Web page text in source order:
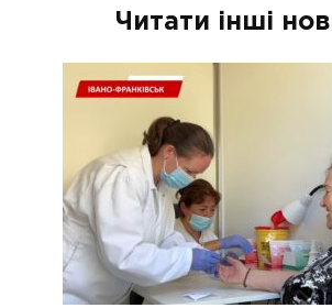
Читати інші